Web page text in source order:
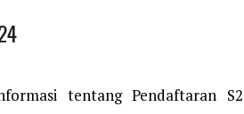
tentang Pendaftaran S2